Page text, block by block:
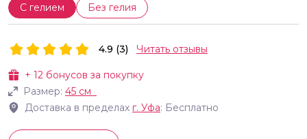
С гелием Без гелия
+ 12 бонусов за покупку
Размер: 45 см
Доставка в пределах г. Уфа: Бесплатно
4.9 (3) Читать отзывы